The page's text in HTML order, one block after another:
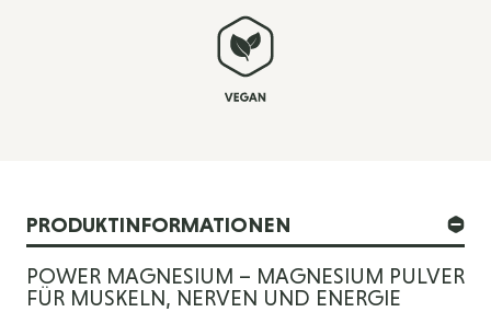
PRODUKTINFORMATIONEN
POWER MAGNESIUM – MAGNESIUM PULVER
FÜR MUSKELN, NERVEN UND ENERGIE